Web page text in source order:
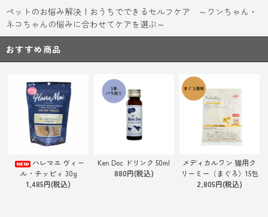
ペットのお悩み解決！おうちでできるセルフケア ～ワンちゃん・
ネコちゃんの悩みに合わせてケアを選ぶ～
おすすめ商品
ハレマエ ヴィー
ル・チッピィ 30g
1,485円(税込)
Ken Doc ドリンク 50ml
880円(税込)
メディカルワン 猫用ク
リーミー（まぐろ）15包
2,805円(税込)